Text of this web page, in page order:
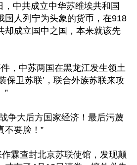
，中共成立中华苏维埃共和国
国人列宁为头象的货币，在918
却成立国中之国，本来就该先
，中苏两国在黑龙江发生领土
保卫苏联’，联合外族苏联来攻
”
争大后方国家经济！最后污蔑
不要脸！”
霖查封北京苏联使馆，发现颠